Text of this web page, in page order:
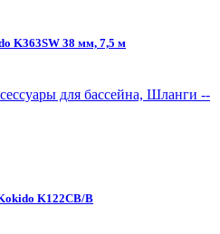
K363SW 38 мм, 7,5 м
для бассейна, Шланги --
K122CB/B